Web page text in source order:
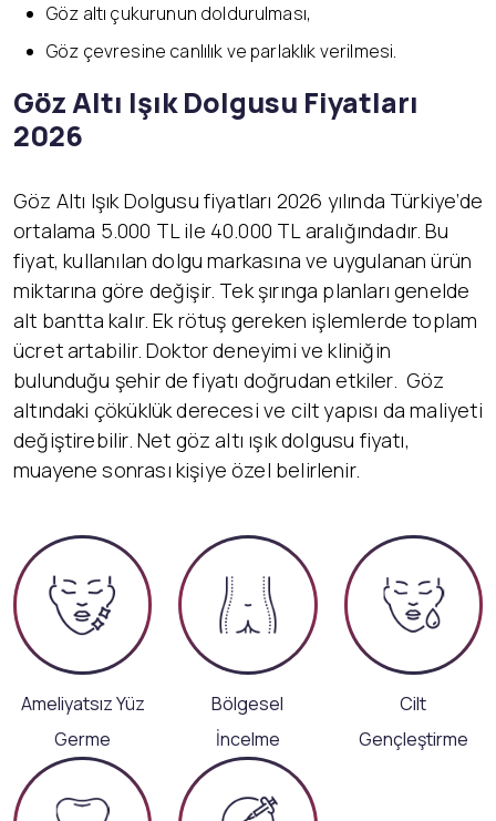
Göz altı çukurunun doldurulması,
Göz çevresine canlılık ve parlaklık verilmesi.
Göz Altı Işık Dolgusu Fiyatları
2026
Göz Altı Işık Dolgusu fiyatları 2026 yılında Türkiye’de
ortalama 5.000 TL ile 40.000 TL aralığındadır. Bu
fiyat, kullanılan dolgu markasına ve uygulanan ürün
miktarına göre değişir. Tek şırınga planları genelde
alt bantta kalır. Ek rötuş gereken işlemlerde toplam
ücret artabilir. Doktor deneyimi ve kliniğin
bulunduğu şehir de fiyatı doğrudan etkiler. Göz
altındaki çöküklük derecesi ve cilt yapısı da maliyeti
değiştirebilir. Net göz altı ışık dolgusu fiyatı,
muayene sonrası kişiye özel belirlenir.
Ameliyatsız Yüz
Germe
Bölgesel
İncelme
Cilt
Gençleştirme